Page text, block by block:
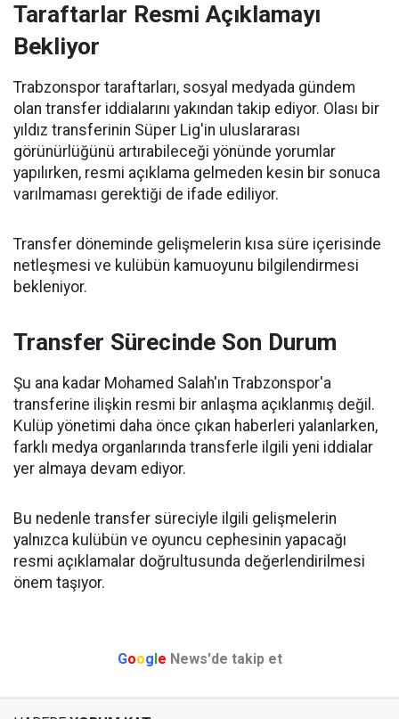
Taraftarlar Resmi Açıklamayı
Bekliyor
Trabzonspor taraftarları, sosyal medyada gündem
olan transfer iddialarını yakından takip ediyor. Olası bir
yıldız transferinin Süper Lig'in uluslararası
görünürlüğünü artırabileceği yönünde yorumlar
yapılırken, resmi açıklama gelmeden kesin bir sonuca
varılmaması gerektiği de ifade ediliyor.
Transfer döneminde gelişmelerin kısa süre içerisinde
netleşmesi ve kulübün kamuoyunu bilgilendirmesi
bekleniyor.
Transfer Sürecinde Son Durum
Şu ana kadar Mohamed Salah'ın Trabzonspor'a
transferine ilişkin resmi bir anlaşma açıklanmış değil.
Kulüp yönetimi daha önce çıkan haberleri yalanlarken,
farklı medya organlarında transferle ilgili yeni iddialar
yer almaya devam ediyor.
Bu nedenle transfer süreciyle ilgili gelişmelerin
yalnızca kulübün ve oyuncu cephesinin yapacağı
resmi açıklamalar doğrultusunda değerlendirilmesi
önem taşıyor.
Google News'de takip et